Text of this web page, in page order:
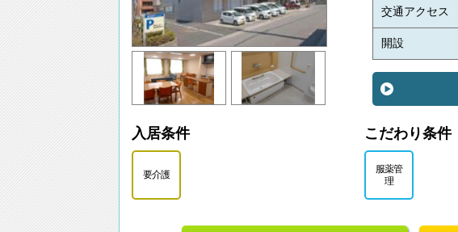
交通アクセス
開設
入居条件
要介護
こだわり条件
服薬管
理